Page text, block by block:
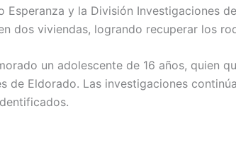
y la División Investigaciones
dos viviendas, logrando recuperar los
un adolescente de 16 años, quien
de Eldorado. Las investigaciones